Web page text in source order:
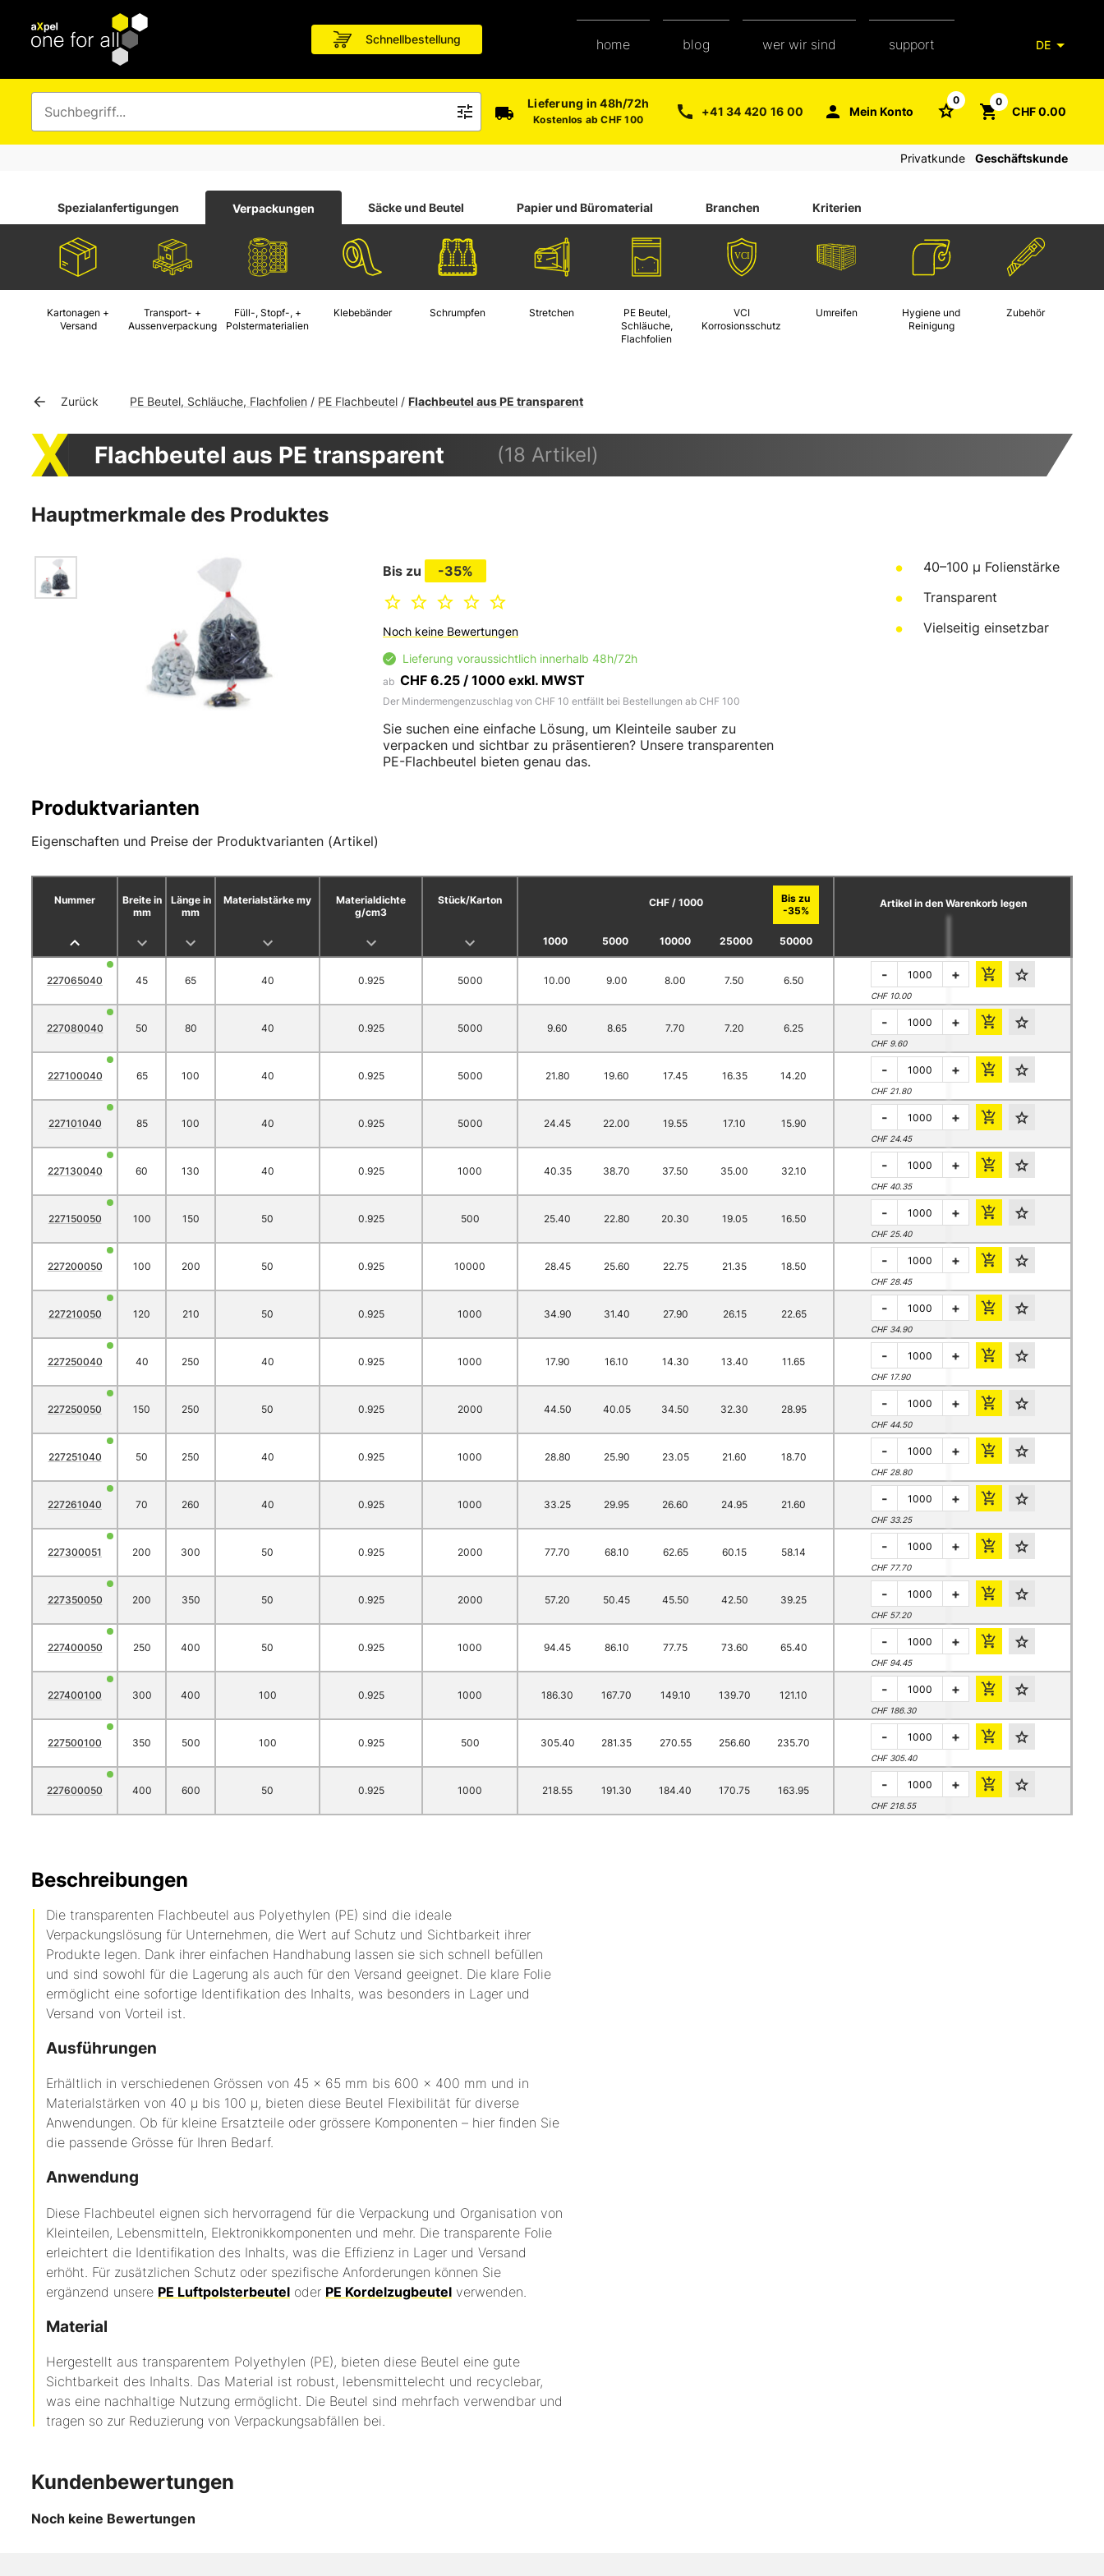
Schnellbestellung home
paper-shop
blog wer wir sind support
verpackungsglossar
faq
DE
Lieferung in 48h/72h
Kostenlos ab CHF 100
+41 34 420 16 00 Mein Konto
0 0
CHF 0.00
Privatkunde Geschäftskunde
Spezialanfertigungen Verpackungen Säcke und Beutel Papier und Büromaterial Branchen Kriterien
Kartonagen +
Versand
Transport- +
Aussenverpackung
Füll-, Stopf-, +
Polstermaterialien
Klebebänder Schrumpfen Stretchen
PE Beutel,
Schläuche,
Flachfolien
VCI
Korrosionsschutz
Umreifen
Hygiene und
Reinigung
Zubehör
Zurück PE Beutel, Schläuche, Flachfolien / PE Flachbeutel / Flachbeutel aus PE transparent
Flachbeutel aus PE transparent (18 Artikel)
Hauptmerkmale des Produktes
Bis zu -35%
Noch keine Bewertungen
Lieferung voraussichtlich innerhalb 48h/72h
ab CHF 6.25 / 1000 exkl. MWST
Der Mindermengenzuschlag von CHF 10 entfällt bei Bestellungen ab CHF 100
Sie suchen eine einfache Lösung, um Kleinteile sauber zu
verpacken und sichtbar zu präsentieren? Unsere transparenten
PE-Flachbeutel bieten genau das.
40–100 µ Folienstärke
Transparent
Vielseitig einsetzbar
Produktvarianten
Eigenschaften und Preise der Produktvarianten (Artikel)
Nummer
Breite in
mm
Länge in
mm
Materialstärke my
Materialdichte
g/cm3
Stück/Karton CHF / 1000
1000 5000 10000 25000 50000
Artikel in den Warenkorb legen
227065040 45 65 40 0.925 5000 10.00 9.00 8.00 7.50 6.50 - +
CHF 10.00
227080040 50 80 40 0.925 5000 9.60 8.65 7.70 7.20 6.25 - +
CHF 9.60
227100040 65 100 40 0.925 5000 21.80 19.60 17.45 16.35 14.20 - +
CHF 21.80
227101040 85 100 40 0.925 5000 24.45 22.00 19.55 17.10 15.90 - +
CHF 24.45
227130040 60 130 40 0.925 1000 40.35 38.70 37.50 35.00 32.10 - +
CHF 40.35
227150050 100 150 50 0.925 500 25.40 22.80 20.30 19.05 16.50 - +
CHF 25.40
227200050 100 200 50 0.925 10000 28.45 25.60 22.75 21.35 18.50 - +
CHF 28.45
227210050 120 210 50 0.925 1000 34.90 31.40 27.90 26.15 22.65 - +
CHF 34.90
227250040 40 250 40 0.925 1000 17.90 16.10 14.30 13.40 11.65 - +
CHF 17.90
227250050 150 250 50 0.925 2000 44.50 40.05 34.50 32.30 28.95 - +
CHF 44.50
227251040 50 250 40 0.925 1000 28.80 25.90 23.05 21.60 18.70 - +
CHF 28.80
227261040 70 260 40 0.925 1000 33.25 29.95 26.60 24.95 21.60 - +
CHF 33.25
227300051 200 300 50 0.925 2000 77.70 68.10 62.65 60.15 58.14 - +
CHF 77.70
227350050 200 350 50 0.925 2000 57.20 50.45 45.50 42.50 39.25 - +
CHF 57.20
227400050 250 400 50 0.925 1000 94.45 86.10 77.75 73.60 65.40 - +
CHF 94.45
227400100 300 400 100 0.925 1000 186.30 167.70 149.10 139.70 121.10 - +
CHF 186.30
227500100 350 500 100 0.925 500 305.40 281.35 270.55 256.60 235.70 - +
CHF 305.40
227600050 400 600 50 0.925 1000 218.55 191.30 184.40 170.75 163.95 - +
CHF 218.55
Beschreibungen
Die transparenten Flachbeutel aus Polyethylen (PE) sind die ideale
Verpackungslösung für Unternehmen, die Wert auf Schutz und Sichtbarkeit ihrer
Produkte legen. Dank ihrer einfachen Handhabung lassen sie sich schnell befüllen
und sind sowohl für die Lagerung als auch für den Versand geeignet. Die klare Folie
ermöglicht eine sofortige Identifikation des Inhalts, was besonders in Lager und
Versand von Vorteil ist.
Ausführungen
Erhältlich in verschiedenen Grössen von 45 x 65 mm bis 600 x 400 mm und in
Materialstärken von 40 µ bis 100 µ, bieten diese Beutel Flexibilität für diverse
Anwendungen. Ob für kleine Ersatzteile oder grössere Komponenten – hier finden Sie
die passende Grösse für Ihren Bedarf.
Anwendung
Diese Flachbeutel eignen sich hervorragend für die Verpackung und Organisation von
Kleinteilen, Lebensmitteln, Elektronikkomponenten und mehr. Die transparente Folie
erleichtert die Identifikation des Inhalts, was die Effizienz in Lager und Versand
erhöht. Für zusätzlichen Schutz oder spezifische Anforderungen können Sie
ergänzend unsere PE Luftpolsterbeutel oder PE Kordelzugbeutel verwenden.
Material
Hergestellt aus transparentem Polyethylen (PE), bieten diese Beutel eine gute
Sichtbarkeit des Inhalts. Das Material ist robust, lebensmittelecht und recyclebar,
was eine nachhaltige Nutzung ermöglicht. Die Beutel sind mehrfach verwendbar und
tragen so zur Reduzierung von Verpackungsabfällen bei.
Kundenbewertungen
Noch keine Bewertungen